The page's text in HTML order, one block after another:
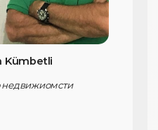
Kümbetli
недвижиомсти